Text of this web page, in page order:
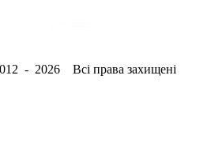
- 2026 Всі права захищені